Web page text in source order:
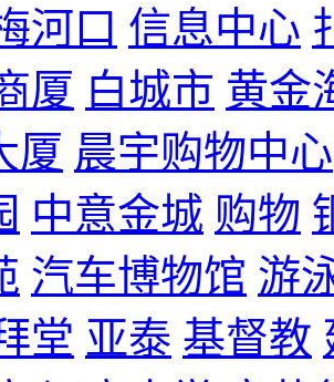
河口 信息中心
厦 白城市 黄金
厦 晨宇购物中心
中意金城 购物
汽车博物馆 游
堂 亚泰 基督教